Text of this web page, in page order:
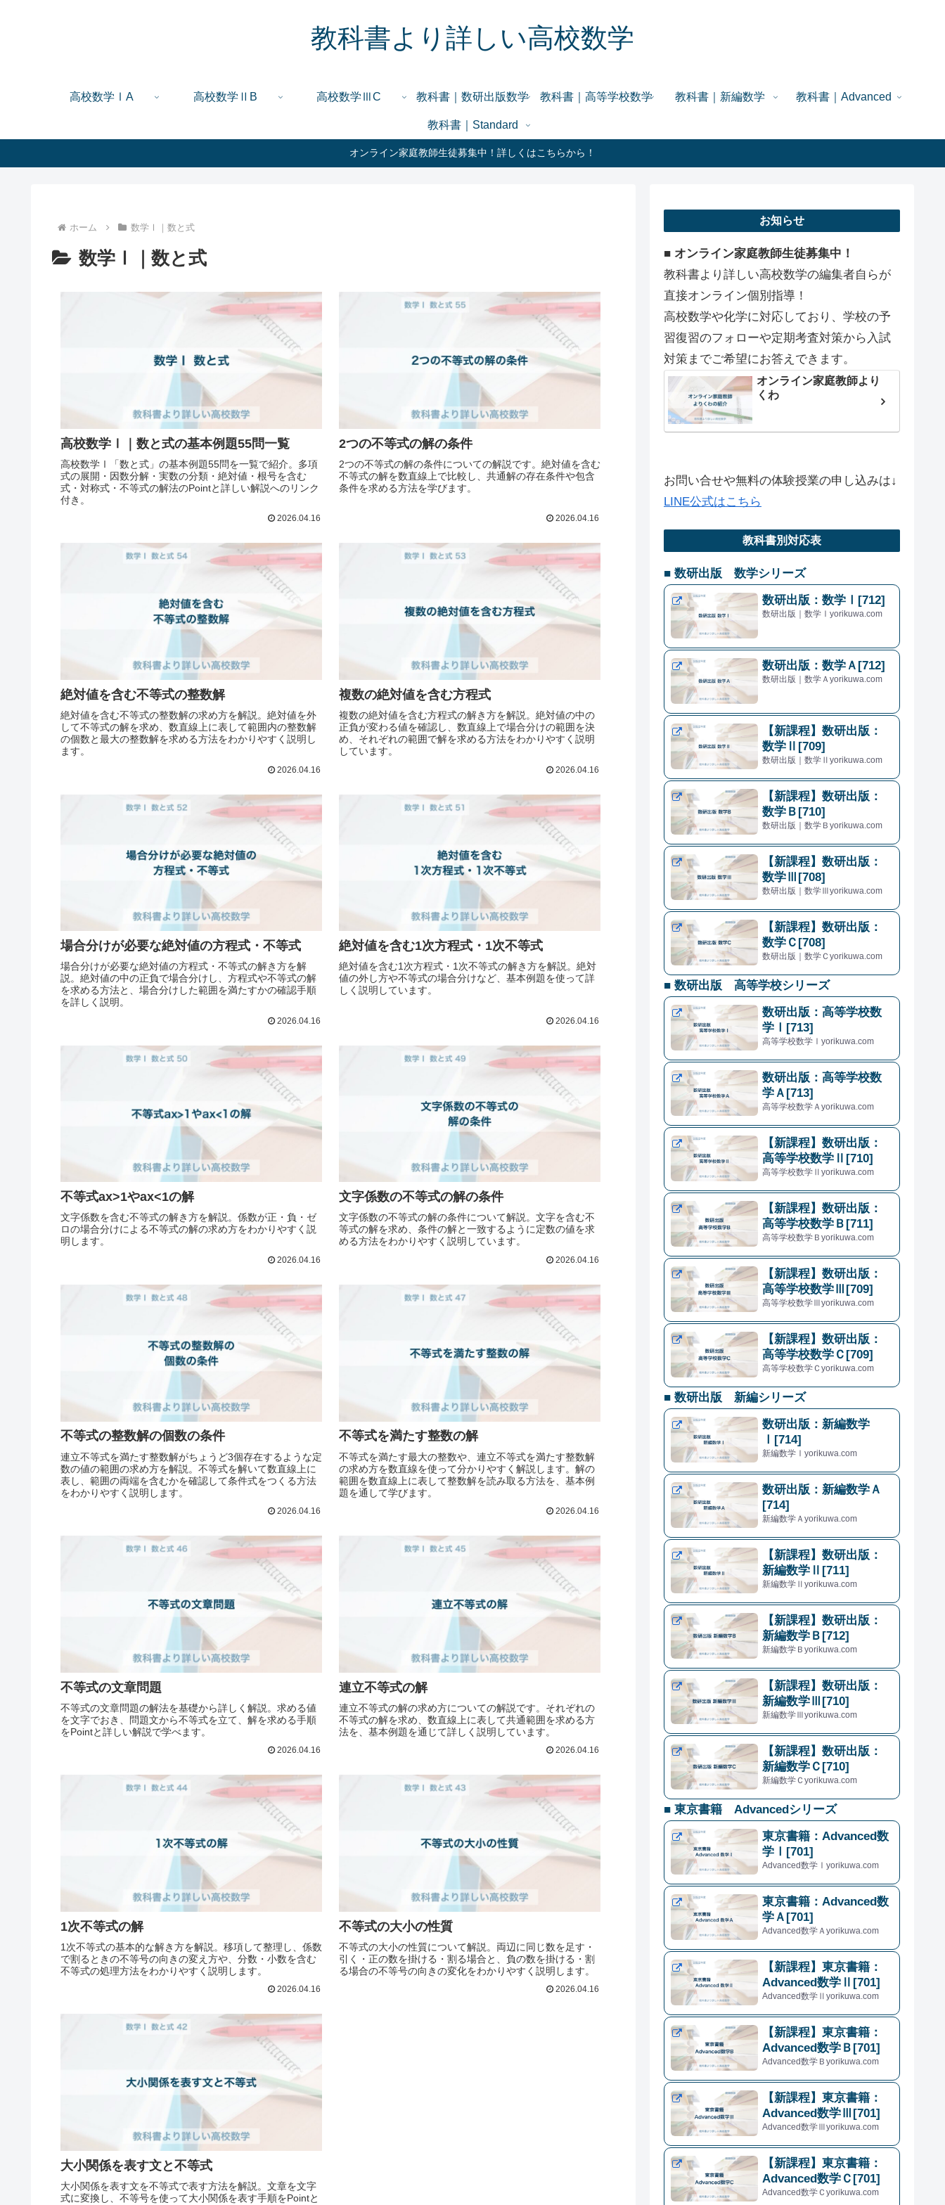
教科書より詳しい高校数学
高校数学ⅠA 高校数学ⅡB 高校数学ⅢC 教科書｜数研出版数学 教科書｜高等学校数学 教科書｜新編数学 教科書｜Advanced
教科書｜Standard
オンライン家庭教師生徒募集中！詳しくはこちらから！
ホーム 数学Ⅰ｜数と式
数学Ⅰ｜数と式
高校数学Ⅰ｜数と式の基本例題55問一覧
高校数学Ⅰ「数と式」の基本例題55問を一覧で紹介。多項
式の展開・因数分解・実数の分類・絶対値・根号を含む
式・対称式・不等式の解法のPointと詳しい解説へのリンク
付き。
2026.04.16
2つの不等式の解の条件
2つの不等式の解の条件についての解説です。絶対値を含む
不等式の解を数直線上で比較し、共通解の存在条件や包含
条件を求める方法を学びます。
2026.04.16
絶対値を含む不等式の整数解
絶対値を含む不等式の整数解の求め方を解説。絶対値を外
して不等式の解を求め、数直線上に表して範囲内の整数解
の個数と最大の整数解を求める方法をわかりやすく説明し
ます。
2026.04.16
複数の絶対値を含む方程式
複数の絶対値を含む方程式の解き方を解説。絶対値の中の
正負が変わる値を確認し、数直線上で場合分けの範囲を決
め、それぞれの範囲で解を求める方法をわかりやすく説明
しています。
2026.04.16
場合分けが必要な絶対値の方程式・不等式
場合分けが必要な絶対値の方程式・不等式の解き方を解
説。絶対値の中の正負で場合分けし、方程式や不等式の解
を求める方法と、場合分けした範囲を満たすかの確認手順
を詳しく説明。
2026.04.16
絶対値を含む1次方程式・1次不等式
絶対値を含む1次方程式・1次不等式の解き方を解説。絶対
値の外し方や不等式の場合分けなど、基本例題を使って詳
しく説明しています。
2026.04.16
不等式ax>1やax<1の解
文字係数を含む不等式の解き方を解説。係数が正・負・ゼ
ロの場合分けによる不等式の解の求め方をわかりやすく説
明します。
2026.04.16
文字係数の不等式の解の条件
文字係数の不等式の解の条件について解説。文字を含む不
等式の解を求め、条件の解と一致するように定数の値を求
める方法をわかりやすく説明しています。
2026.04.16
不等式の整数解の個数の条件
連立不等式を満たす整数解がちょうど3個存在するような定
数の値の範囲の求め方を解説。不等式を解いて数直線上に
表し、範囲の両端を含むかを確認して条件式をつくる方法
をわかりやすく説明します。
2026.04.16
不等式を満たす整数の解
不等式を満たす最大の整数や、連立不等式を満たす整数解
の求め方を数直線を使って分かりやすく解説します。解の
範囲を数直線上に表して整数解を読み取る方法を、基本例
題を通して学びます。
2026.04.16
不等式の文章問題
不等式の文章問題の解法を基礎から詳しく解説。求める値
を文字でおき、問題文から不等式を立て、解を求める手順
をPointと詳しい解説で学べます。
2026.04.16
連立不等式の解
連立不等式の解の求め方についての解説です。それぞれの
不等式の解を求め、数直線上に表して共通範囲を求める方
法を、基本例題を通じて詳しく説明しています。
2026.04.16
1次不等式の解
1次不等式の基本的な解き方を解説。移項して整理し、係数
で割るときの不等号の向きの変え方や、分数・小数を含む
不等式の処理方法をわかりやすく説明します。
2026.04.16
不等式の大小の性質
不等式の大小の性質について解説。両辺に同じ数を足す・
引く・正の数を掛ける・割る場合と、負の数を掛ける・割
る場合の不等号の向きの変化をわかりやすく説明します。
2026.04.16
大小関係を表す文と不等式
大小関係を表す文を不等式で表す方法を解説。文章を文字
式に変換し、不等号を使って大小関係を表す手順をPointと
お知らせ
■ オンライン家庭教師生徒募集中！
教科書より詳しい高校数学の編集者自らが
直接オンライン個別指導！
高校数学や化学に対応しており、学校の予
習復習のフォローや定期考査対策から入試
対策までご希望にお答えできます。
オンライン家庭教師より
くわ
お問い合せや無料の体験授業の申し込みは↓
LINE公式はこちら
教科書別対応表
■ 数研出版 数学シリーズ
数研出版：数学Ⅰ[712]
数研出版｜数学Ⅰyorikuwa.com
数研出版：数学Ａ[712]
数研出版｜数学Ａyorikuwa.com
【新課程】数研出版：
数学Ⅱ[709]
数研出版｜数学Ⅱyorikuwa.com
【新課程】数研出版：
数学Ｂ[710]
数研出版｜数学Ｂyorikuwa.com
【新課程】数研出版：
数学Ⅲ[708]
数研出版｜数学Ⅲyorikuwa.com
【新課程】数研出版：
数学Ｃ[708]
数研出版｜数学Ｃyorikuwa.com
■ 数研出版 高等学校シリーズ
数研出版：高等学校数
学Ⅰ[713]
高等学校数学Ⅰyorikuwa.com
数研出版：高等学校数
学Ａ[713]
高等学校数学Ａyorikuwa.com
【新課程】数研出版：
高等学校数学Ⅱ[710]
高等学校数学Ⅱyorikuwa.com
【新課程】数研出版：
高等学校数学Ｂ[711]
高等学校数学Ｂyorikuwa.com
【新課程】数研出版：
高等学校数学Ⅲ[709]
高等学校数学Ⅲyorikuwa.com
【新課程】数研出版：
高等学校数学Ｃ[709]
高等学校数学Ｃyorikuwa.com
■ 数研出版 新編シリーズ
数研出版：新編数学
Ⅰ[714]
新編数学Ⅰyorikuwa.com
数研出版：新編数学Ａ
[714]
新編数学Ａyorikuwa.com
【新課程】数研出版：
新編数学Ⅱ[711]
新編数学Ⅱyorikuwa.com
【新課程】数研出版：
新編数学Ｂ[712]
新編数学Ｂyorikuwa.com
【新課程】数研出版：
新編数学Ⅲ[710]
新編数学Ⅲyorikuwa.com
【新課程】数研出版：
新編数学Ｃ[710]
新編数学Ｃyorikuwa.com
■ 東京書籍 Advancedシリーズ
東京書籍：Advanced数
学Ⅰ[701]
Advanced数学Ⅰyorikuwa.com
東京書籍：Advanced数
学Ａ[701]
Advanced数学Ａyorikuwa.com
【新課程】東京書籍：
Advanced数学Ⅱ[701]
Advanced数学Ⅱyorikuwa.com
【新課程】東京書籍：
Advanced数学Ｂ[701]
Advanced数学Ｂyorikuwa.com
【新課程】東京書籍：
Advanced数学Ⅲ[701]
Advanced数学Ⅲyorikuwa.com
【新課程】東京書籍：
Advanced数学Ｃ[701]
Advanced数学Ｃyorikuwa.com